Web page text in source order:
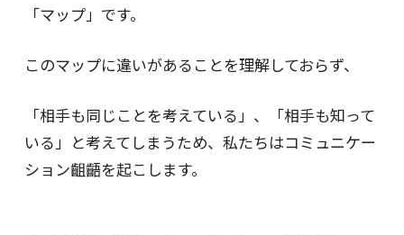
「マップ」です。
このマップに違いがあることを理解しておらず、
「相手も同じことを考えている」、「相手も知って
いる」と考えてしまうため、私たちはコミュニケー
ション齟齬を起こします。